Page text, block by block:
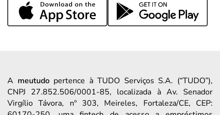
A meutudopertence à TUDO Serviços S.A. (“TUDO”),
CNPJ 27.852.506/0001-85, localizada à Av. Senador
Virgílio Távora, nº 303, Meireles, Fortaleza/CE, CEP: